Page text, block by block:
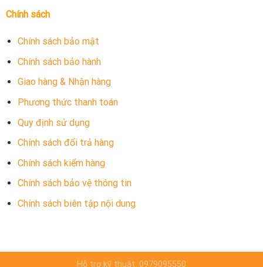
Chính sách
Chính sách bảo mật
Chính sách bảo hành
Giao hàng & Nhận hàng
Phương thức thanh toán
Quy định sử dụng
Chính sách đổi trả hàng
Chính sách kiểm hàng
Chính sách bảo vệ thông tin
Chính sách biên tập nội dung
Hỗ trợ kỹ thuật: 0979095550